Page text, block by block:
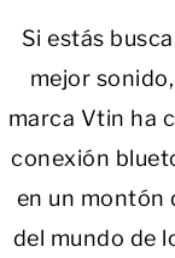
Si estás
mejor
marca Vtin ha
conexión
en un montón
del mundo de